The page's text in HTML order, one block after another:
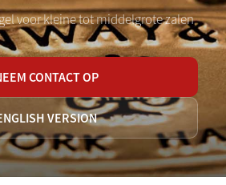
voor kleine tot middelgrote zalen
CONTACT OP
VERSION